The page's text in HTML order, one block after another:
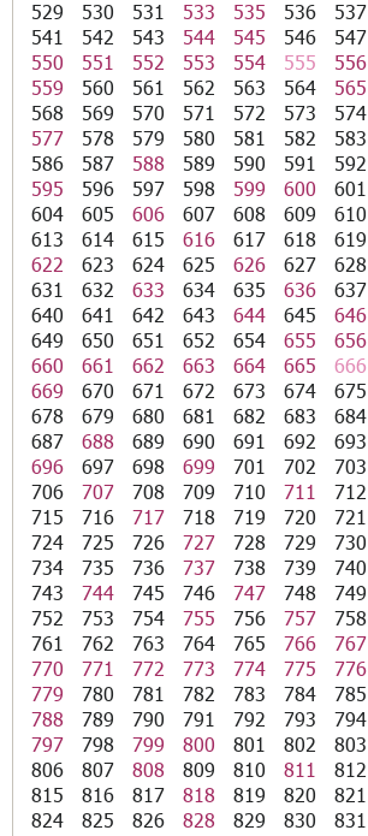
529
530 531 533 535 536 537
541
542 543 544 545 546 547
550
551 552 553 554 555 556
559
560 561 562 563 564 565
568
569 570 571 572 573 574
577
578 579 580 581 582 583
586
587 588 589 590 591 592
595
596 597 598 599 600 601
604
605 606 607 608 609 610
613
614 615 616 617 618 619
622
623 624 625 626 627 628
631
632 633 634 635 636 637
640
641 642 643 644 645 646
649
650 651 652 654 655 656
660
661 662 663 664 665 666
669
670 671 672 673 674 675
678
679 680 681 682 683 684
687
688 689 690 691 692 693
696
697 698 699 701 702 703
706
707 708 709 710 711 712
715
716 717 718 719 720 721
724
725 726 727 728 729 730
734
735 736 737 738 739 740
743
744 745 746 747 748 749
752
753 754 755 756 757 758
761
762 763 764 765 766 767
770
771 772 773 774 775 776
779
780 781 782 783 784 785
788
789 790 791 792 793 794
797
798 799 800 801 802 803
806
807 808 809 810 811 812
815
816 817 818 819 820 821
824
825 826 828 829 830 831